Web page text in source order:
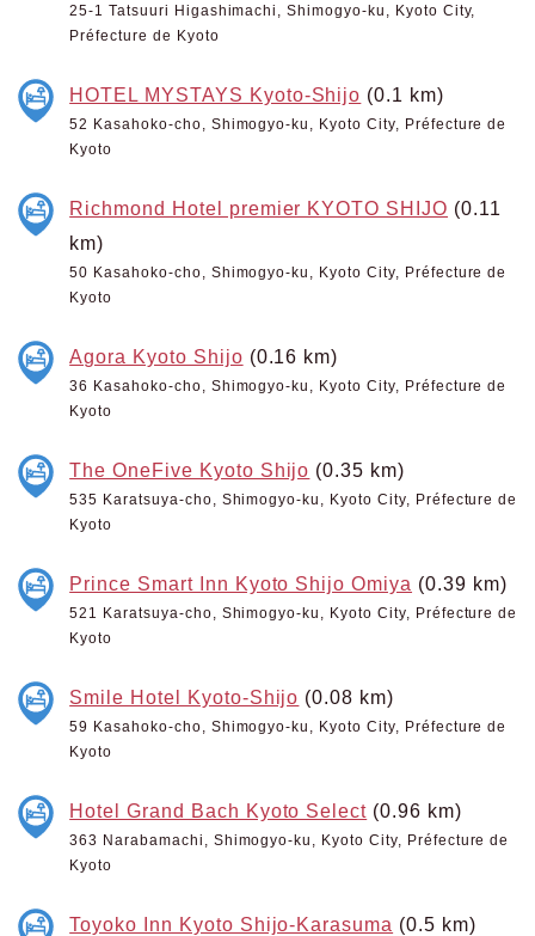
25-1 Tatsuuri Higashimachi, Shimogyo-ku, Kyoto City,
Préfecture de Kyoto
HOTEL MYSTAYS Kyoto-Shijo (0.1 km)
52 Kasahoko-cho, Shimogyo-ku, Kyoto City, Préfecture de
Kyoto
Richmond Hotel premier KYOTO SHIJO (0.11
km)
50 Kasahoko-cho, Shimogyo-ku, Kyoto City, Préfecture de
Kyoto
Agora Kyoto Shijo (0.16 km)
36 Kasahoko-cho, Shimogyo-ku, Kyoto City, Préfecture de
Kyoto
The OneFive Kyoto Shijo (0.35 km)
535 Karatsuya-cho, Shimogyo-ku, Kyoto City, Préfecture de
Kyoto
Prince Smart Inn Kyoto Shijo Omiya (0.39 km)
521 Karatsuya-cho, Shimogyo-ku, Kyoto City, Préfecture de
Kyoto
Smile Hotel Kyoto-Shijo (0.08 km)
59 Kasahoko-cho, Shimogyo-ku, Kyoto City, Préfecture de
Kyoto
Hotel Grand Bach Kyoto Select (0.96 km)
363 Narabamachi, Shimogyo-ku, Kyoto City, Préfecture de
Kyoto
Toyoko Inn Kyoto Shijo-Karasuma (0.5 km)